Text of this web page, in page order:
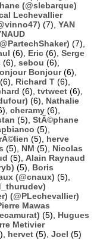
(@slebarque)
Lechevallier
(7), YAN
(7),
(6), Eric (6), Serge
(6), sebou (6),
Bonjour(6),
(6), Richard T (6),
(6), tvtweet (6),
(6), Nathalie
cheramy (6),
(5), StÃ©phane
(5),
(5), herve
(5), NM (5), Nicolas
(5), Alain Raynaud
(5), Boris
(@cnaux) (5),
(@PLechevallier)
Mawas
(5), Hugues
Metivier
hervet (5), Joel (5)